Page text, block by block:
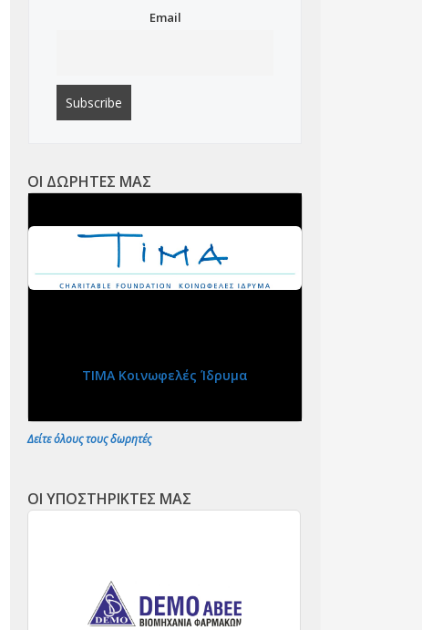
Email
ΟΙ ΔΩΡΗΤΕΣ ΜΑΣ
ΤΙΜΑ Κοινωφελές Ίδρυμα
Δείτε όλους τους δωρητές
ΟΙ ΥΠΟΣΤΗΡΙΚΤΕΣ ΜΑΣ